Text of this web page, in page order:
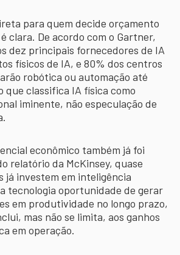
para quem decide orçamento
clara. De acordo com o Gartner,
dez principais fornecedores de IA
físicos de IA, e 80% dos centros
robótica ou automação até
que classifica IA física como
iminente, não especulação de
econômico também já foi
relatório da McKinsey, quase
já investem em inteligência
tecnologia oportunidade de gerar
em produtividade no longo prazo,
mas não se limita, aos ganhos
em operação.